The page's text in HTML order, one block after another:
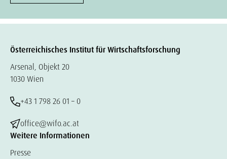
Österreichisches Institut für Wirtschaftsforschung
Arsenal, Objekt 20
1030 Wien
+43 1 798 26 01 – 0
office@wifo.ac.at
Weitere Informationen
Presse